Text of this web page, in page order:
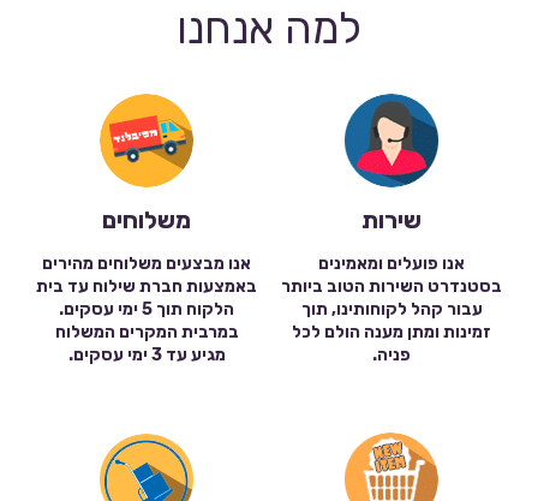
למה אנחנו
שירות
אנו פועלים ומאמינים
בסטנדרט השירות הטוב ביותר
עבור קהל לקוחותינו, תוך
זמינות ומתן מענה הולם לכל
פניה.
משלוחים
אנו מבצעים משלוחים מהירים
באמצעות חברת שילוח עד בית
הלקוח תוך 5 ימי עסקים.
במרבית המקרים המשלוח
מגיע עד 3 ימי עסקים.